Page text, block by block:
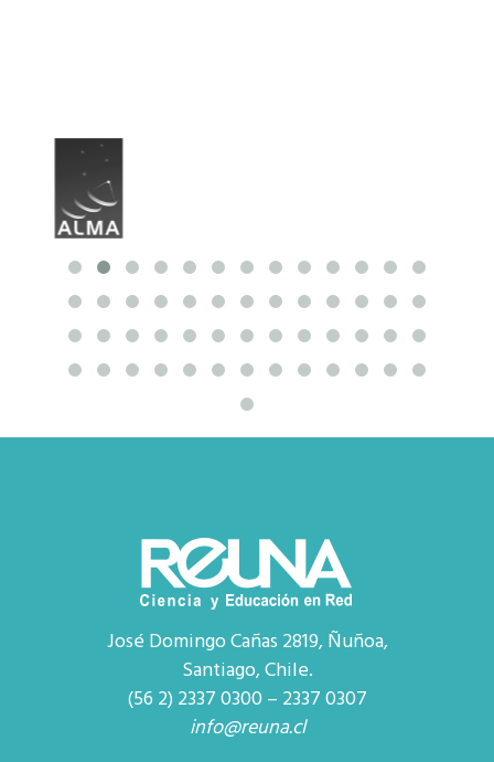
José Domingo Cañas 2819, Ñuñoa,
Santiago, Chile.
(56 2) 2337 0300 – 2337 0307
info@reuna.cl